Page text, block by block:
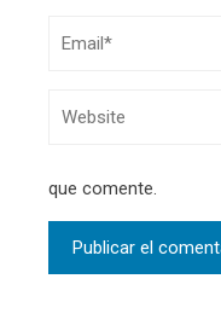
que comente.